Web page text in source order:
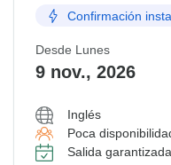
Confirmación
Desde Lunes
9 nov., 2026
Inglés
Poca
Salida garantizada